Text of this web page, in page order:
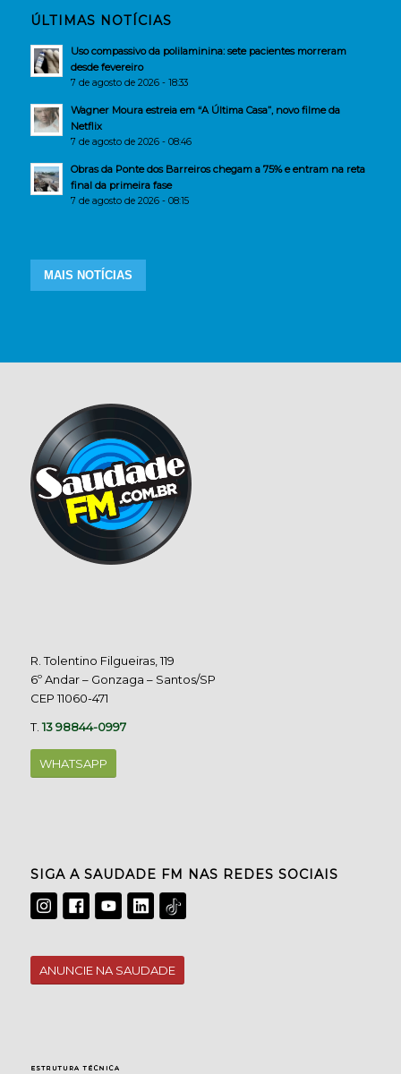
ÚLTIMAS NOTÍCIAS
Uso compassivo da polilaminina: sete pacientes morreram
desde fevereiro
7 de agosto de 2026 - 18:33
Wagner Moura estreia em “A Última Casa”, novo filme da
Netflix
7 de agosto de 2026 - 08:46
Obras da Ponte dos Barreiros chegam a 75% e entram na reta
final da primeira fase
7 de agosto de 2026 - 08:15
MAIS NOTÍCIAS
R. Tolentino Filgueiras, 119
6º Andar – Gonzaga – Santos/SP
CEP 11060-471
T.13 98844-0997
WHATSAPP
SIGA A SAUDADE FM NAS REDES SOCIAIS
ANUNCIE NA SAUDADE